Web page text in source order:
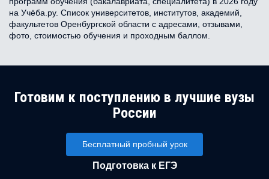
на Учёба.ру. Список университетов, институтов, академий,
факультетов Оренбургской области с адресами, отзывами,
фото, стоимостью обучения и проходным баллом.
Готовим к поступлению в лучшие вузы
России
Бесплатный пробный урок
Подготовка к ЕГЭ